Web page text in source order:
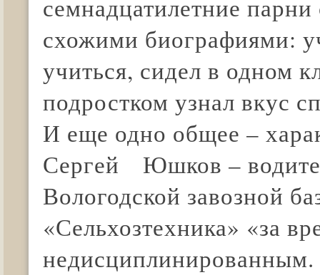
семнадцатилетние
схожими биографиями:
учиться, сидел в одном
подростком узнал вкус
И еще одно общее –
Сергей Юшков –
Вологодской завозной
«Сельхозтехника» «за